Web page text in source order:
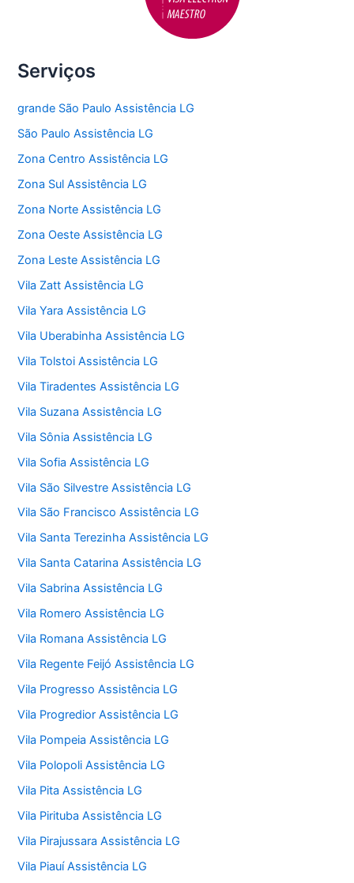
Serviços
grande São Paulo Assistência LG
São Paulo Assistência LG
Zona Centro Assistência LG
Zona Sul Assistência LG
Zona Norte Assistência LG
Zona Oeste Assistência LG
Zona Leste Assistência LG
Vila Zatt Assistência LG
Vila Yara Assistência LG
Vila Uberabinha Assistência LG
Vila Tolstoi Assistência LG
Vila Tiradentes Assistência LG
Vila Suzana Assistência LG
Vila Sônia Assistência LG
Vila Sofia Assistência LG
Vila São Silvestre Assistência LG
Vila São Francisco Assistência LG
Vila Santa Terezinha Assistência LG
Vila Santa Catarina Assistência LG
Vila Sabrina Assistência LG
Vila Romero Assistência LG
Vila Romana Assistência LG
Vila Regente Feijó Assistência LG
Vila Progresso Assistência LG
Vila Progredior Assistência LG
Vila Pompeia Assistência LG
Vila Polopoli Assistência LG
Vila Pita Assistência LG
Vila Pirituba Assistência LG
Vila Pirajussara Assistência LG
Vila Piauí Assistência LG